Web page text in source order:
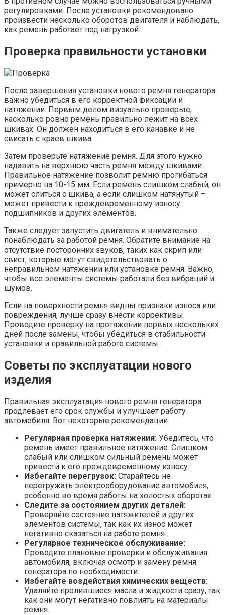
регулировками. После установки рекомендовано
произвести несколько оборотов двигателя и наблюдать,
как ремень работает под нагрузкой.
Проверка правильности установки
После завершения установки нового ремня генератора
важно убедиться в его корректной фиксации и
натяжении. Первым делом визуально проверьте,
насколько ровно ремень правильно лежит на всех
шкивах. Он должен находиться в его канавке и не
свисать с краев шкива.
Затем проверьте натяжение ремня. Для этого нужно
надавить на верхнюю часть ремня между шкивами.
Правильное натяжение позволит ремню прогибаться
примерно на 10-15 мм. Если ремень слишком слабый, он
может слиться с шкива, а если слишком натянутый –
может привести к преждевременному износу
подшипников и других элементов.
Также следует запустить двигатель и внимательно
понаблюдать за работой ремня. Обратите внимание на
отсутствие посторонних звуков, таких как скрип или
свист, которые могут свидетельствовать о
неправильном натяжении или установке ремня. Важно,
чтобы все элементы системы работали без вибраций и
шумов.
Если на поверхности ремня видны признаки износа или
повреждения, лучше сразу внести коррективы.
Проводите проверку на протяжении первых нескольких
дней после замены, чтобы убедиться в стабильности
установки и правильной работе системы.
Советы по эксплуатации нового
изделия
Правильная эксплуатация нового ремня генератора
продлевает его срок службы и улучшает работу
автомобиля. Вот некоторые рекомендации:
Регулярная проверка натяжения: Убедитесь, что
ремень имеет правильное натяжение. Слишком
слабый или слишком сильный ремень может
привести к его преждевременному износу.
Избегайте перегрузок: Старайтесь не
перегружать электрооборудование автомобиля,
особенно во время работы на холостых оборотах.
Следите за состоянием других деталей:
Проверяйте состояние натяжителей и других
элементов системы, так как их износ может
негативно сказаться на работе ремня.
Регулярное техническое обслуживание:
Проводите плановые проверки и обслуживания
автомобиля, включая осмотр и замену ремня
генератора по необходимости.
Избегайте воздействия химических веществ:
Удаляйте пролившиеся масла и жидкости сразу, так
как они могут негативно повлиять на материалы
ремня.